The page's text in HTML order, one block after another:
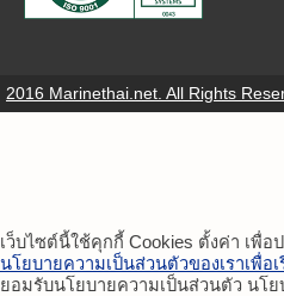
2016 Marinethai.net. All Rights
เว็บไซต์นี้ใช้คุกกี้ Cookies ตั้งค่า เพื่
นโยบายความเป็นส่วนตัวของเราเพื่อ
ยอมรับนโยบายความเป็นส่วนตัว นโ